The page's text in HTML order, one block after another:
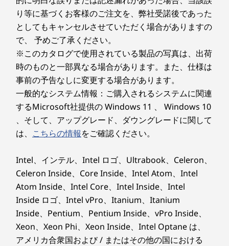
検索できます。今いるアプリやコンテン
ツを離れることなく、簡単な操作で
Google検索を開始できます。
押し
瞬時に注釈を書き込み、
保存する
Easy Jotを使えば、ユーザーはLenovo Tab Pen
ラインビデオのスクリーンショットに注釈を加え
ることができ、PDF または PNG として保存でき
ます。
り等に基づくお客様のご注文を、弊社受諾後であった
としてもキャンセルさせていただく場合がありますの
で、 予めご了承ください。
※このカタログで使用されている製品の写真は、出荷
時のものと一部異なる場合があります。また、仕様は
事前の予告なしに変更する場合があります。
一般的なシステム情報：ご購入されるシステムに関連
するMicrosoft社提供の Windows 11 、 Windows 10
、そして、アップグレード、ダウングレードに関して
は、 こちらの情報をご確認ください。
Intel、インテル、Intel ロゴ、Ultrabook、Celeron、
Celeron Inside、Core Inside、Intel Atom、Intel
Atom Inside、Intel Core、Intel Inside、Intel
Inside ロゴ、Intel vPro、Itanium、Itanium
Inside、Pentium、Pentium Inside、vPro Inside、
Xeon、Xeon Phi、Xeon Inside、Intel Optane は、
アメリカ合衆国および / またはその他の国における